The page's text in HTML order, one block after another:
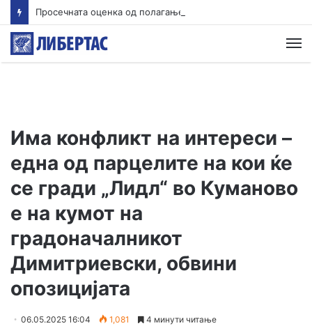
Има конфликт на интереси –
една од парцелите на кои ќе
се гради „Лидл“ во Куманово
е на кумот на
градоначалникот
Димитриевски, обвини
опозицијата
06.05.2025 16:04 1,081 4 минути читање